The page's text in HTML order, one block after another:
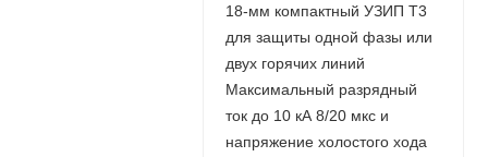
18-мм компактный УЗИП T3
для защиты одной фазы или
двух горячих линий
Максимальный разрядный
ток до 10 кА 8/20 мкс и
напряжение холостого хода